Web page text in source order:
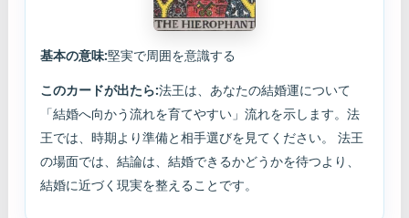
基本の意味:堅実で周囲を意識する
このカードが出たら:法王は、あなたの結婚運について
「結婚へ向かう流れを育てやすい」流れを示します。法
王では、時期より準備と相手選びを見てください。 法王
の場面では、結論は、結婚できるかどうかを待つより、
結婚に近づく現実を整えることです。